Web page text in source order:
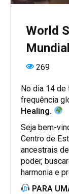
World
269
No dia 14
frequência
Healing.
Seja bem-
Centro de
ancestrais
poder,
harmonia e
PARA